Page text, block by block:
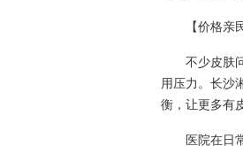
【价格亲
不少皮肤
用压力。长沙
衡，让更多有
医院在日